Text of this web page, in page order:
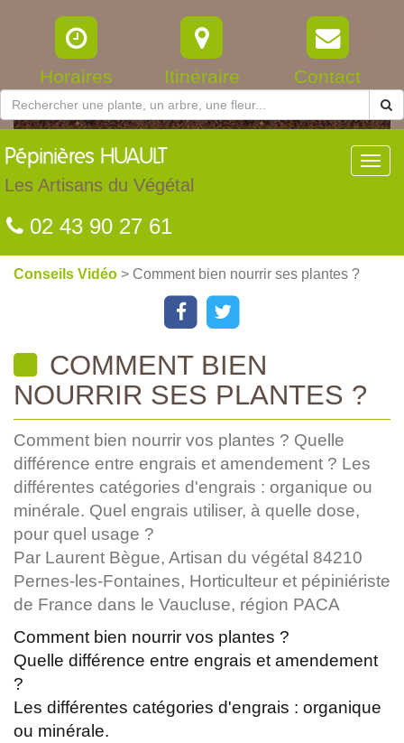
Horaires Itinéraire Contact
Pépinières HUAULT
Les Artisans du Végétal
02 43 90 27 61
Conseils Vidéo > Comment bien nourrir ses plantes ?
COMMENT BIEN
NOURRIR SES PLANTES ?
Comment bien nourrir vos plantes ? Quelle
différence entre engrais et amendement ? Les
différentes catégories d'engrais : organique ou
minérale. Quel engrais utiliser, à quelle dose,
pour quel usage ?
Par Laurent Bègue, Artisan du végétal 84210
Pernes-les-Fontaines, Horticulteur et pépiniériste
de France dans le Vaucluse, région PACA
Comment bien nourrir vos plantes ?
Quelle différence entre engrais et amendement
?
Les différentes catégories d'engrais : organique
ou minérale.